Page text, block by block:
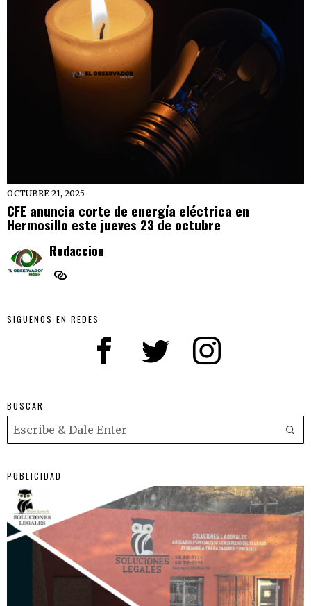
OCTUBRE 21, 2025
CFE anuncia corte de energía eléctrica en
Hermosillo este jueves 23 de octubre
Redaccion
SIGUENOS EN REDES
BUSCAR
PUBLICIDAD